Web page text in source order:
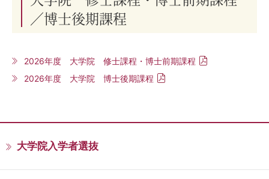
／博士後期課程
2026年度 大学院 修士課程・博士前期課程
2026年度 大学院 博士後期課程
大学院入学者選抜